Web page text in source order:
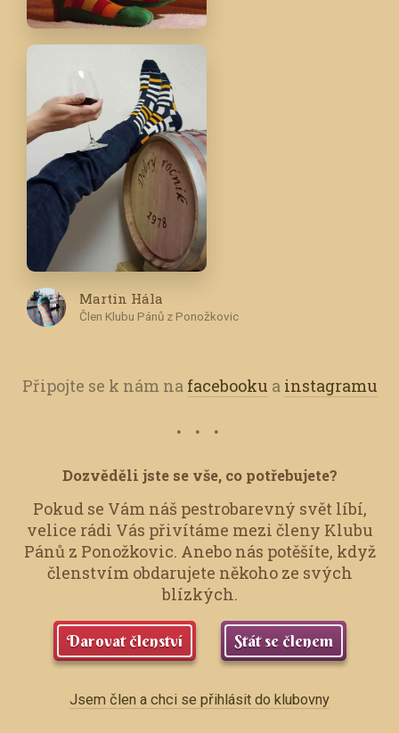
Martin Hála
Člen Klubu Pánů z Ponožkovic
Připojte se k nám na facebooku a instagramu
Dozvěděli jste se vše, co potřebujete?
Pokud se Vám náš pestrobarevný svět líbí,
velice rádi Vás přivítáme mezi členy Klubu
Pánů z Ponožkovic. Anebo nás potěšíte, když
členstvím obdarujete někoho ze svých
blízkých.
Darovat členství Stát se členem
Jsem člen a chci se přihlásit do klubovny